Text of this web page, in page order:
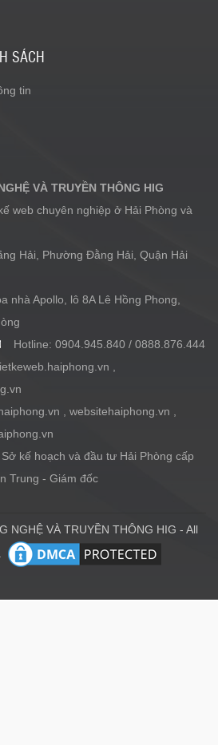
SÁCH
tin
VÀ TRUYỀN THÔNG HIG
web chuyên nghiệp ở Hải Phòng và
Hải, Phường Đằng Hải, Quận Hải
nhà Apollo, lô 8A Lê Hồng Phong,
Hotline: 0904.945.840 / 0888.876.444
,
, websitehaiphong.vn ,
kế hoạch và đầu tư Hải Phòng cấp
Trung - Giám đốc
NGHỆ VÀ TRUYỀN THÔNG HIG - All